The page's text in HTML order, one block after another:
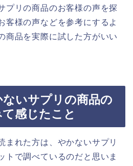
プリの商品のお客様の声を探
客様の声などを参考にするよ
商品を実際に試した方がいい
ないサプリの商品の
感じたこと
まれた方は、やかないサプリ
トで調べているのだと思いま